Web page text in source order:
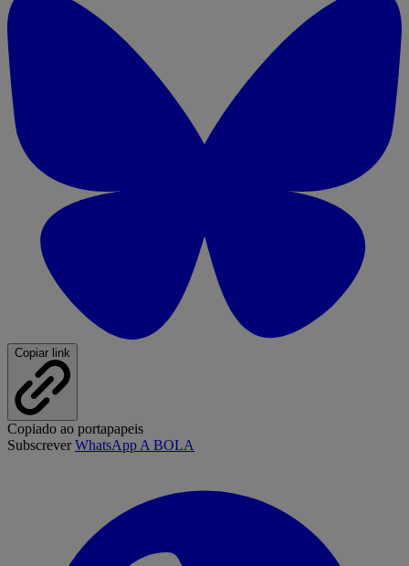
Copiar link
Copiado ao portapapeis
SubscreverWhatsApp A BOLA